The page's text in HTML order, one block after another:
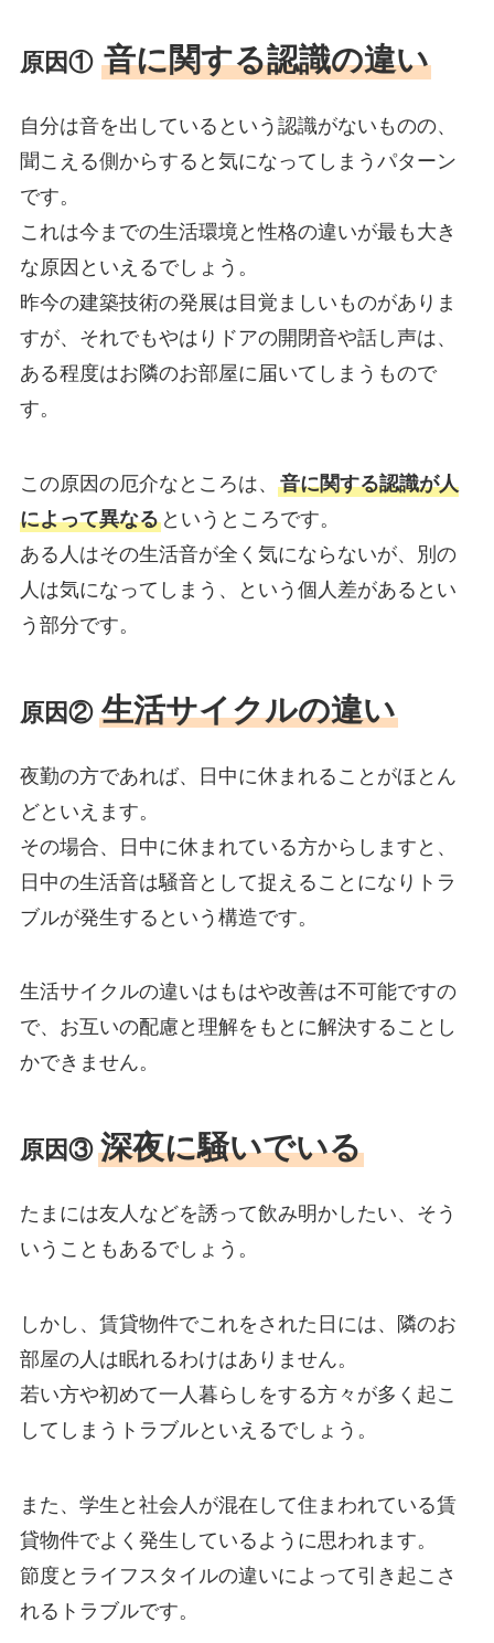
原因① 音に関する認識の違い
自分は音を出しているという認識がないものの、
聞こえる側からすると気になってしまうパターン
です。
これは今までの生活環境と性格の違いが最も大き
な原因といえるでしょう。
昨今の建築技術の発展は目覚ましいものがありま
すが、それでもやはりドアの開閉音や話し声は、
ある程度はお隣のお部屋に届いてしまうもので
す。
この原因の厄介なところは、 音に関する認識が人
によって異なるというところです。
ある人はその生活音が全く気にならないが、別の
人は気になってしまう、という個人差があるとい
う部分です。
原因② 生活サイクルの違い
夜勤の方であれば、日中に休まれることがほとん
どといえます。
その場合、日中に休まれている方からしますと、
日中の生活音は騒音として捉えることになりトラ
ブルが発生するという構造です。
生活サイクルの違いはもはや改善は不可能ですの
で、お互いの配慮と理解をもとに解決することし
かできません。
原因③ 深夜に騒いでいる
たまには友人などを誘って飲み明かしたい、そう
いうこともあるでしょう。
しかし、賃貸物件でこれをされた日には、隣のお
部屋の人は眠れるわけはありません。
若い方や初めて一人暮らしをする方々が多く起こ
してしまうトラブルといえるでしょう。
また、学生と社会人が混在して住まわれている賃
貸物件でよく発生しているように思われます。
節度とライフスタイルの違いによって引き起こさ
れるトラブルです。